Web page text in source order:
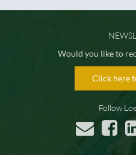
Would you like to
Click here
Follow